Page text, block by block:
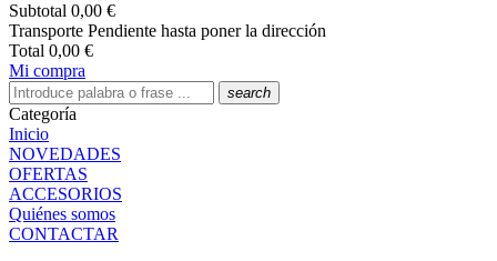
Subtotal 0,00 €
Transporte Pendiente hasta poner la dirección
Total 0,00 €
Mi compra
search
Categoría
Inicio
NOVEDADES
OFERTAS
ACCESORIOS
Quiénes somos
CONTACTAR